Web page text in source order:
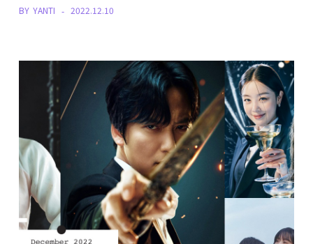
BY YANTI 2022.12.10